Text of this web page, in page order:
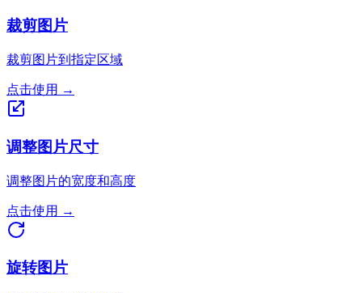
裁剪图片
裁剪图片到指定区域
点击使用 →
调整图片尺寸
调整图片的宽度和高度
点击使用 →
旋转图片